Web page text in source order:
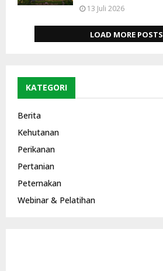
13 Juli 2026
LOAD MORE POSTS
KATEGORI
Berita
Kehutanan
Perikanan
Pertanian
Peternakan
Webinar & Pelatihan